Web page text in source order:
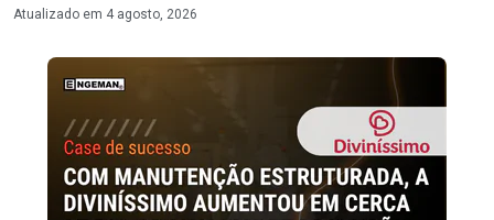
Atualizado em 4 agosto, 2026